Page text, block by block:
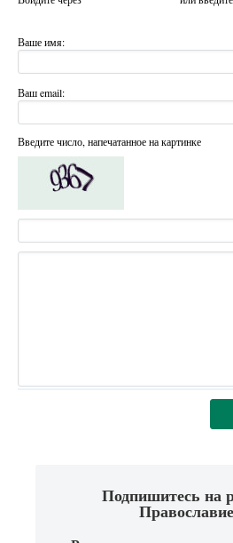
Ваше имя:
Ваш email:
Введите число, напечатанное на картинке
Подпишитесь на